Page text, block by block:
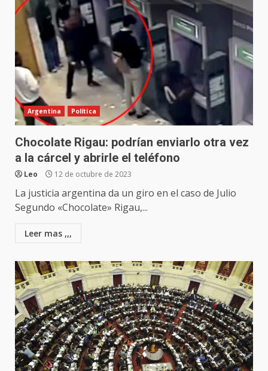
Argentina Política
Chocolate Rigau: podrían enviarlo otra vez
a la cárcel y abrirle el teléfono
Leo 12 de octubre de 2023
La justicia argentina da un giro en el caso de Julio
Segundo «Chocolate» Rigau,...
Leer mas ,,,